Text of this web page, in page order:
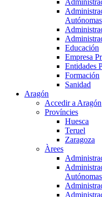
Autónomas
Educación
Empresa
Entidades
Formación
Sanidad
Aragón
Accedir a Aragón
Províncies
Huesca
Teruel
Zaragoza
Àrees
Autónomas